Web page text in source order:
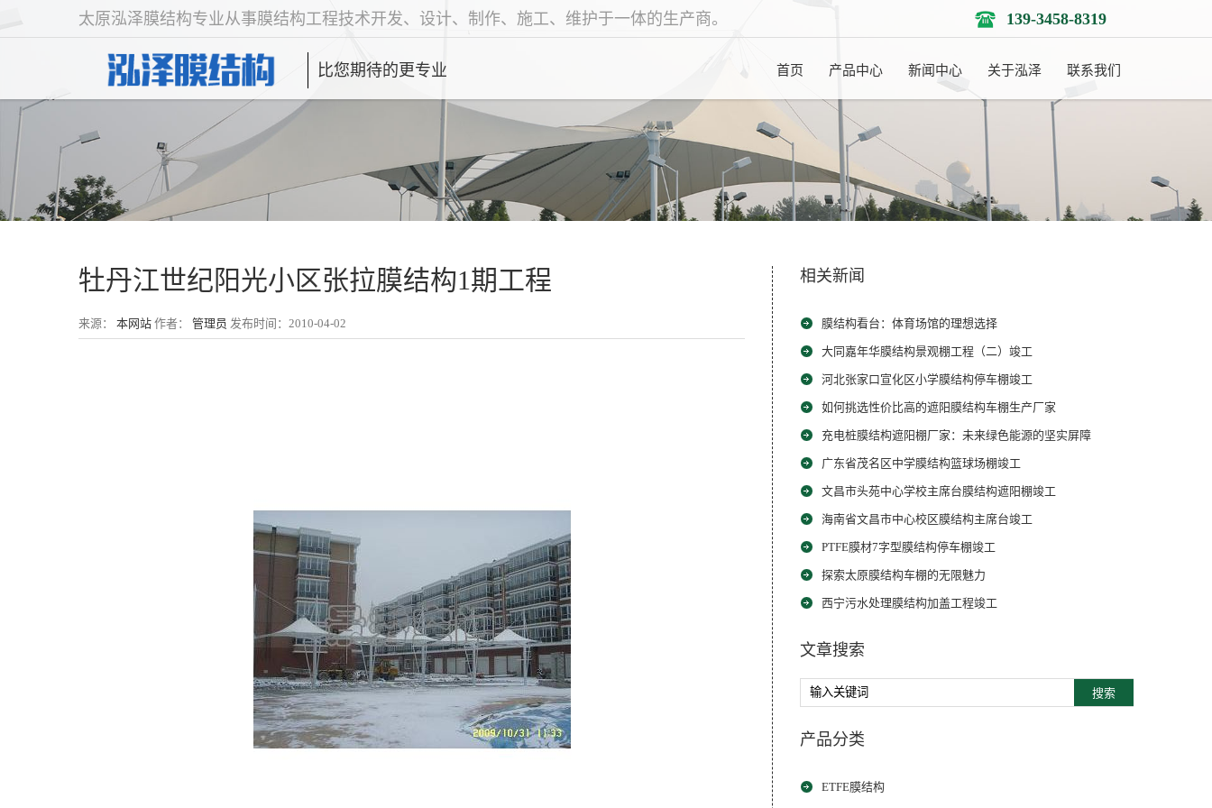
太原泓泽膜结构专业从事膜结构工程技术开发、设计、制作、施工、维护于一体的生产商。 139-3458-8319
比您期待的更专业 首页 产品中心 新闻中心 关于泓泽 联系我们
牡丹江世纪阳光小区张拉膜结构1期工程
来源： 本网站 作者： 管理员 发布时间：2010-04-02
相关新闻
膜结构看台：体育场馆的理想选择
大同嘉年华膜结构景观棚工程（二）竣工
河北张家口宣化区小学膜结构停车棚竣工
如何挑选性价比高的遮阳膜结构车棚生产厂家
充电桩膜结构遮阳棚厂家：未来绿色能源的坚实屏障
广东省茂名区中学膜结构篮球场棚竣工
文昌市头苑中心学校主席台膜结构遮阳棚竣工
海南省文昌市中心校区膜结构主席台竣工
PTFE膜材7字型膜结构停车棚竣工
探索太原膜结构车棚的无限魅力
西宁污水处理膜结构加盖工程竣工
文章搜索
搜索
产品分类
ETFE膜结构